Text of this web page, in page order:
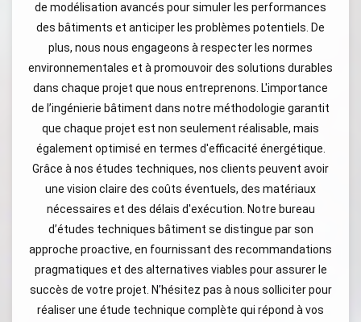
de modélisation avancés pour simuler les performances
des bâtiments et anticiper les problèmes potentiels. De
plus, nous nous engageons à respecter les normes
environnementales et à promouvoir des solutions durables
dans chaque projet que nous entreprenons. L'importance
de l’ingénierie bâtiment dans notre méthodologie garantit
que chaque projet est non seulement réalisable, mais
également optimisé en termes d'efficacité énergétique.
Grâce à nos études techniques, nos clients peuvent avoir
une vision claire des coûts éventuels, des matériaux
nécessaires et des délais d'exécution. Notre bureau
d’études techniques bâtiment se distingue par son
approche proactive, en fournissant des recommandations
pragmatiques et des alternatives viables pour assurer le
succès de votre projet. N’hésitez pas à nous solliciter pour
réaliser une étude technique complète qui répond à vos